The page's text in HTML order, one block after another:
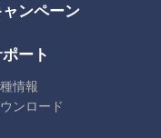
ャンペーン
ート
情報
ンロード